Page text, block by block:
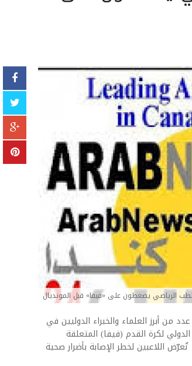
الرياضي يضغطون على «فيفا» قبل المونديال
الخميس 14 مايو 2026 09:27 صباحاً حذّر عدد من أبرز العلماء والخبراء الدوليين في
لكرة القدم (فيفا) المتعلقة
2026 «غير كافية»، وقد تُعرّض اللاعبين لخطر الإصابة بأضرار صحية